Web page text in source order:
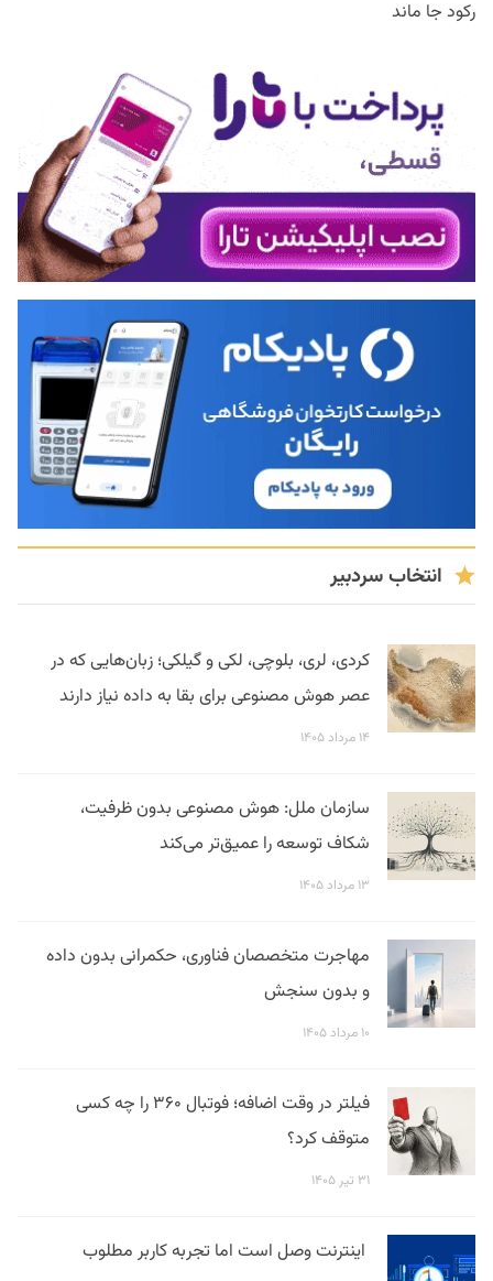
رکود جا ماند
انتخاب سردبیر
کردی، لری، بلوچی، لکی و گیلکی؛ زبان‌هایی که در
عصر هوش مصنوعی برای بقا به داده نیاز دارند
۱۴ مرداد ۱۴۰۵
سازمان ملل: هوش مصنوعی بدون ظرفیت،
شکاف توسعه را عمیق‌تر می‌کند
۱۳ مرداد ۱۴۰۵
مهاجرت متخصصان فناوری، حکمرانی بدون داده
و بدون سنجش
۱۰ مرداد ۱۴۰۵
فیلتر در وقت اضافه؛ فوتبال ۳۶۰ را چه کسی
متوقف کرد؟
۳۱ تیر ۱۴۰۵
اینترنت وصل است اما تجربه کاربر مطلوب